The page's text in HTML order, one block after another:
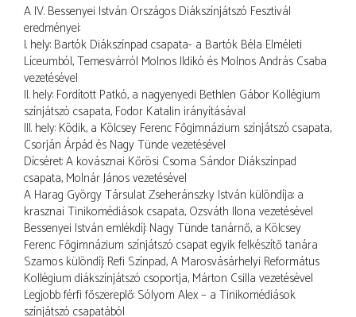
A IV. Bessenyei István Országos Diákszínjátszó Fesztivál
eredményei:
I. hely: Bartók Diákszínpad csapata- a Bartók Béla Elméleti
Líceumból, Temesvárról Molnos Ildikó és Molnos András Csaba
vezetésével
II. hely: Fordított Patkó, a nagyenyedi Bethlen Gábor Kollégium
színjátszó csapata, Fodor Katalin irányításával
III. hely: Ködik, a Kölcsey Ferenc Főgimnázium színjátszó csapata,
Csorján Árpád és Nagy Tünde vezetésével
Dícséret: A kovásznai Kőrösi Csoma Sándor Diákszínpad
csapata, Molnár János vezetésével
A Harag György Társulat Zseheránszky István különdíja: a
krasznai Tinikomédiások csapata, Ozsváth Ilona vezetésével
Bessenyei István emlékdíj: Nagy Tünde tanárnő, a Kölcsey
Ferenc Főgimnázium színjátszó csapat egyik felkészítő tanára
Szamos különdíj: Refi Színpad, A Marosvásárhelyi Református
Kollégium diákszínjátszó csoportja, Márton Csilla vezetésével
Legjobb férfi főszereplő: Sólyom Alex – a Tinikomédiások
színjátszó csapatából